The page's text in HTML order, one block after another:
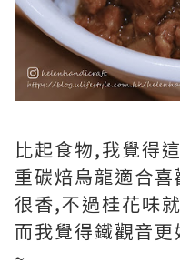
比起食物,我覺得
重碳焙烏龍適合
很香,不過桂花味
而我覺得鐵觀音
~